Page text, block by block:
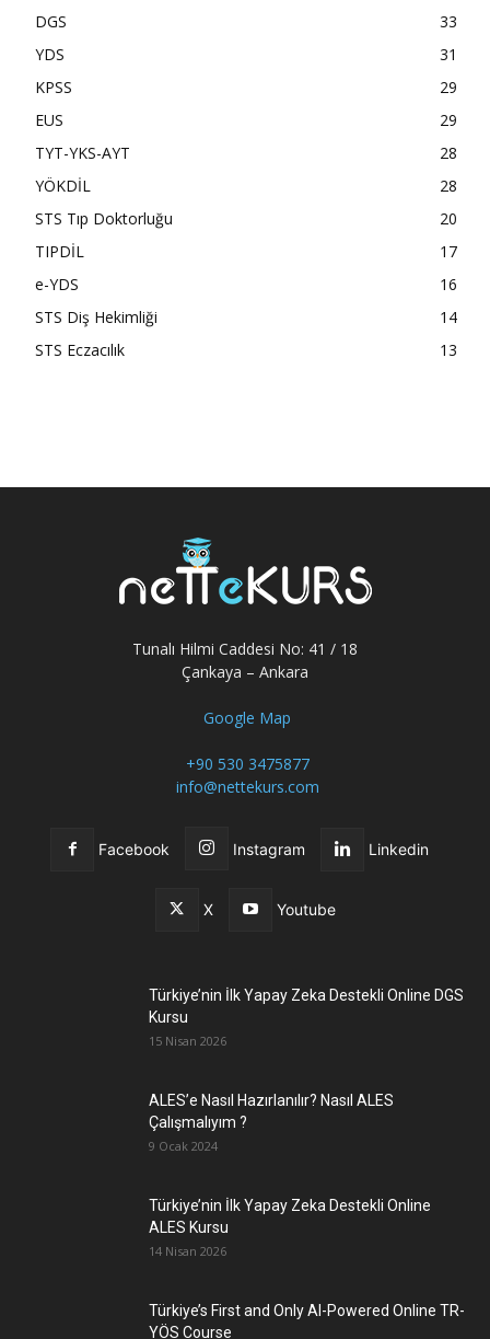
DGS
33
YDS
31
KPSS
29
EUS
29
TYT-YKS-AYT
28
YÖKDİL
28
STS Tıp Doktorluğu
20
TIPDİL
17
e-YDS
16
STS Diş Hekimliği
14
STS Eczacılık
13
Tunalı Hilmi Caddesi No: 41 / 18
Çankaya – Ankara
Google Map
+90 530 3475877
info@nettekurs.com
Facebook Instagram Linkedin
X Youtube
Türkiye’nin İlk Yapay Zeka Destekli Online DGS
Kursu
15 Nisan 2026
ALES’e Nasıl Hazırlanılır? Nasıl ALES
Çalışmalıyım ?
9 Ocak 2024
Türkiye’nin İlk Yapay Zeka Destekli Online
ALES Kursu
14 Nisan 2026
Türkiye’s First and Only AI-Powered Online TR-
YÖS Course